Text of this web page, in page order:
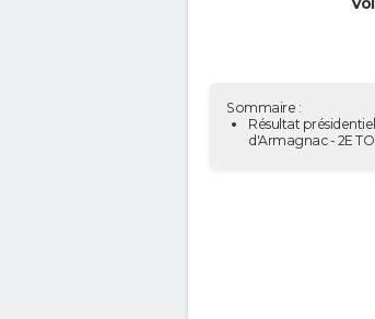
Sommaire :
Résultat
d'Armagnac - 2E